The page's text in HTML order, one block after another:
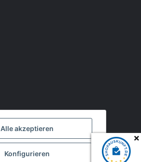
Alle akzeptieren
Konfigurieren